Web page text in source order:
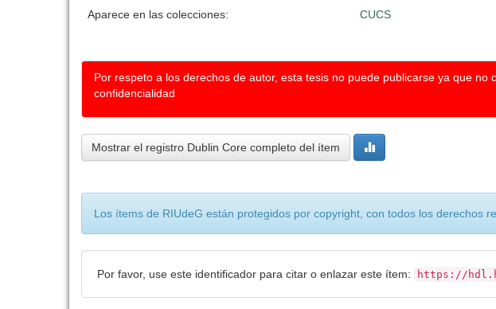
Aparece en las colecciones: CUCS
Por respeto a los derechos de autor, esta tesis no puede publicarse ya que
confidencialidad
Mostrar el registro Dublin Core completo del ítem
Los ítems de RIUdeG están protegidos por copyright, con todos los derechos
Por favor, use este identificador para citar o enlazar este ítem: https://